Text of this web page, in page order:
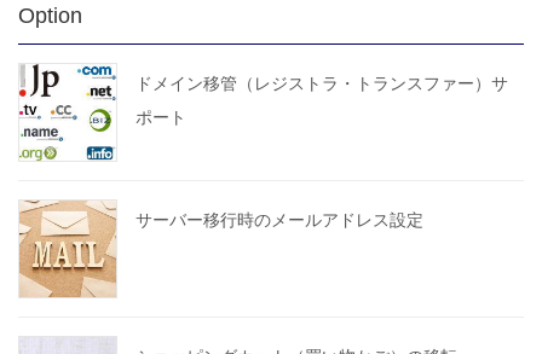
Option
ドメイン移管（レジストラ・トランスファー）サ
ポート
サーバー移行時のメールアドレス設定